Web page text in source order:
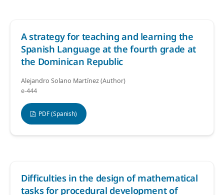
A strategy for teaching and learning the
Spanish Language at the fourth grade at
the Dominican Republic
Alejandro Solano Martínez (Author)
e-444
PDF (Spanish)
Difficulties in the design of mathematical
tasks for procedural development of